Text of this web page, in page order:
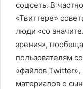
соцсеть. В
«Твиттере»
люди «со
зрения»,
пользователям
«файлов
материалов о